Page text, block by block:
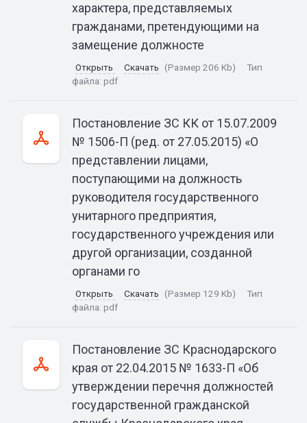
характера, представляемых
гражданами, претендующими на
замещение должносте
Открыть Скачать (Размер 206 Kb)
Тип
файла: pdf
Постановление ЗС КК от 15.07.2009
№ 1506-П (ред. от 27.05.2015) «О
представлении лицами,
поступающими на должность
руководителя государственного
унитарного предприятия,
государственного учреждения или
другой организации, созданной
органами го
Открыть Скачать (Размер 129 Kb)
Тип
файла: pdf
Постановление ЗС Краснодарского
края от 22.04.2015 № 1633-П «Об
утверждении перечня должностей
государственной гражданской